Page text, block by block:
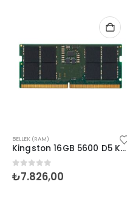
BELLEK (RAM)
Kingston 16GB 5600 D5 KVR56S46BS8-16 (NB)
0 5 üzerinden
₺7.826,00